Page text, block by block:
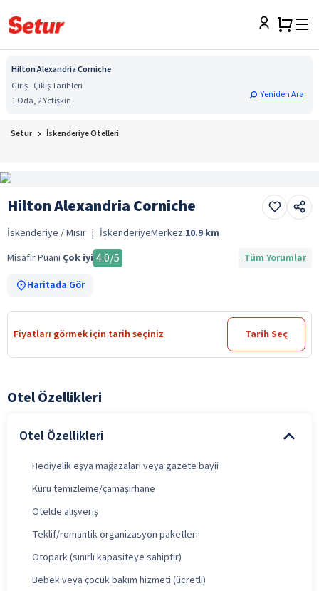
Hilton Alexandria Corniche
Giriş - Çıkış Tarihleri
1 Oda, 2 Yetişkin
Yeniden Ara
Setur İskenderiye Otelleri
Hilton Alexandria Corniche
İskenderiye / Mısır | İskenderiyeMerkez:10.9 km
Misafir Puanı Çok iyi 4.0/5
Tüm Yorumlar
Haritada Gör
Fiyatları görmek için tarih seçiniz Tarih Seç
Otel Özellikleri
Otel Özellikleri
Hediyelik eşya mağazaları veya gazete bayii
Kuru temizleme/çamaşırhane
Otelde alışveriş
Teklif/romantik organizasyon paketleri
Otopark (sınırlı kapasiteye sahiptir)
Bebek veya çocuk bakım hizmeti (ücretli)